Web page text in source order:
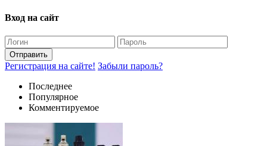
Вход на сайт
Отправить
Регистрация на сайте! Забыли пароль?
Последнее
Популярное
Комментируемое